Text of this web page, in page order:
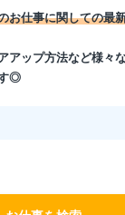
お仕事に関しての最
アップ方法など様々
◎